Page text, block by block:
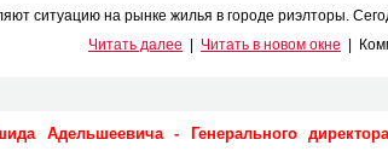
ситуацию на рынке жилья в городе риэлторы.
Читать далее
Читать в новом окне
Адельшеевича - Генерального